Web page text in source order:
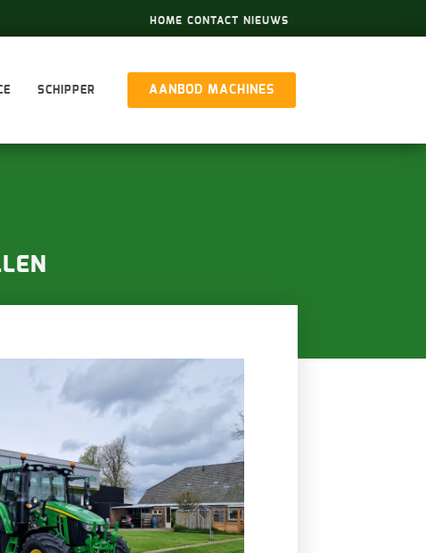
HOME CONTACT NIEUWS
SCHIPPER AANBOD MACHINES